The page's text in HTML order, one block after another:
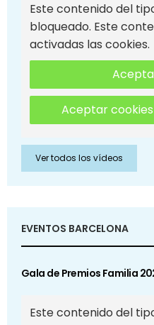
Este contenido del
bloqueado. Este
activadas las cookies.
Aceptar cookies
Ver todos los vídeos
EVENTOS BARCELONA
Gala de Premios Familia
Este contenido del